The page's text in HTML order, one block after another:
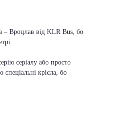
– Вроцлав від KLR Bus, бо
серіалу або просто
крісла, бо